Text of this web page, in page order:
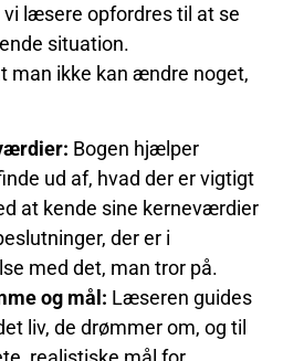
læsere opfordres til at se
situation.
man ikke kan ændre noget,
Bogen hjælper
ud af, hvad der er vigtigt
at kende sine kerneværdier
der er i
med det, man tror på.
og mål: Læseren guides
liv, de drømmer om, og til